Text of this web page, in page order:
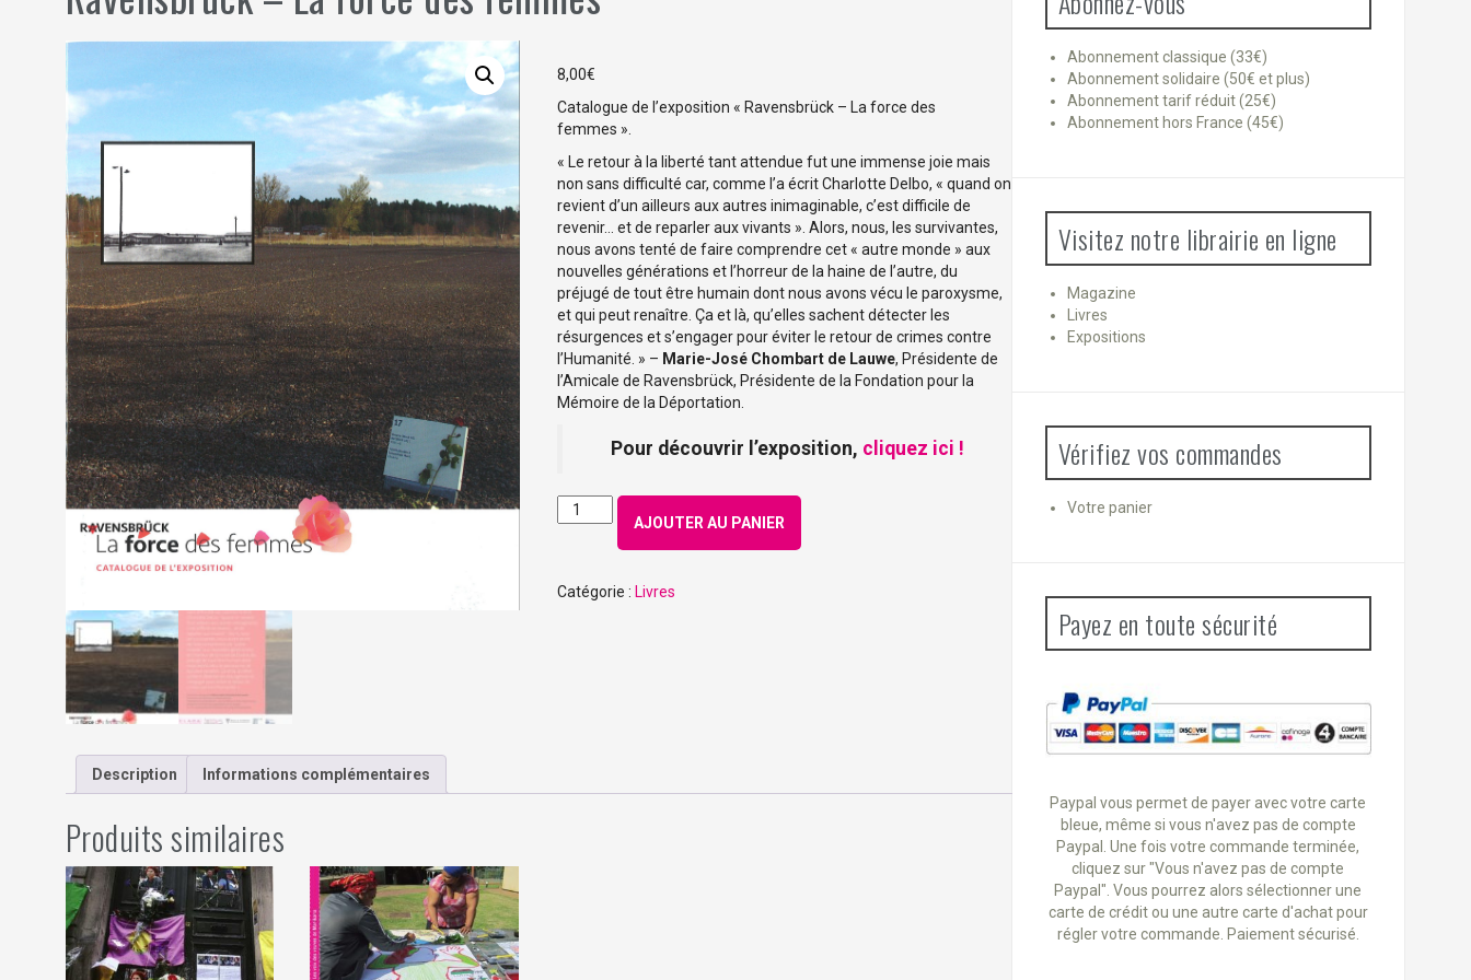
8,00€
Catalogue de l’exposition « Ravensbrück – La force des
femmes ».
« Le retour à la liberté tant attendue fut une immense joie mais
non sans difficulté car, comme l’a écrit Charlotte Delbo, « quand on
revient d’un ailleurs aux autres inimaginable, c’est difficile de
revenir… et de reparler aux vivants ». Alors, nous, les survivantes,
nous avons tenté de faire comprendre cet « autre monde » aux
nouvelles générations et l’horreur de la haine de l’autre, du
préjugé de tout être humain dont nous avons vécu le paroxysme,
et qui peut renaître. Ça et là, qu’elles sachent détecter les
résurgences et s’engager pour éviter le retour de crimes contre
l’Humanité. » – Marie-José Chombart de Lauwe, Présidente de
l’Amicale de Ravensbrück, Présidente de la Fondation pour la
Mémoire de la Déportation.
Pour découvrir l’exposition, cliquez ici !
quantité
de
Ravensbrück
La
AJOUTER AU PANIER
Catégorie : Livres
Description Informations complémentaires
Produits similaires
Abonnement classique (33€)
Abonnement solidaire (50€ et plus)
Abonnement tarif réduit (25€)
Abonnement hors France (45€)
Visitez notre librairie en ligne
Magazine
Livres
Expositions
Vérifiez vos commandes
Votre panier
Payez en toute sécurité
Paypal vous permet de payer avec votre carte
bleue, même si vous n'avez pas de compte
Paypal. Une fois votre commande terminée,
cliquez sur "Vous n'avez pas de compte
Paypal". Vous pourrez alors sélectionner une
carte de crédit ou une autre carte d'achat pour
régler votre commande. Paiement sécurisé.